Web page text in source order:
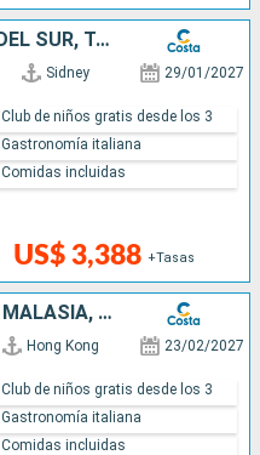
AUSTRALIA, JAPÓN, COREA DEL SUR, TAIWÁN, CHINA
Sidney 29/01/2027
US$ 3,388 +Tasas
Club de niños gratis desde los 3
Gastronomía italiana
Comidas incluidas
CHINA, VIETNAM, SINGAPUR, MALASIA, SRI LANKA, MALDIVAS, MAURICIO, SUDÁFRICA
Hong Kong 23/02/2027
Club de niños gratis desde los 3
Gastronomía italiana
Comidas incluidas